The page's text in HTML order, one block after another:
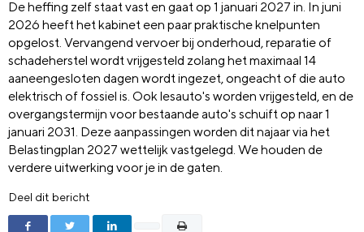
De heffing zelf staat vast en gaat op 1 januari 2027 in. In juni
2026 heeft het kabinet een paar praktische knelpunten
opgelost. Vervangend vervoer bij onderhoud, reparatie of
schadeherstel wordt vrijgesteld zolang het maximaal 14
aaneengesloten dagen wordt ingezet, ongeacht of die auto
elektrisch of fossiel is. Ook lesauto's worden vrijgesteld, en de
overgangstermijn voor bestaande auto's schuift op naar 1
januari 2031. Deze aanpassingen worden dit najaar via het
Belastingplan 2027 wettelijk vastgelegd. We houden de
verdere uitwerking voor je in de gaten.
Deel dit bericht